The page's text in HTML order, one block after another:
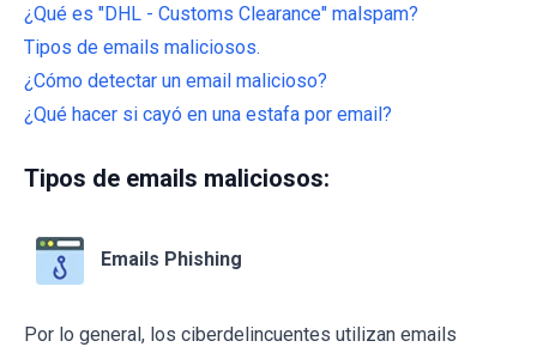
¿Qué es "DHL - Customs Clearance" malspam?
Tipos de emails maliciosos.
¿Cómo detectar un email malicioso?
¿Qué hacer si cayó en una estafa por email?
Tipos de emails maliciosos:
Emails Phishing
Por lo general, los ciberdelincuentes utilizan emails